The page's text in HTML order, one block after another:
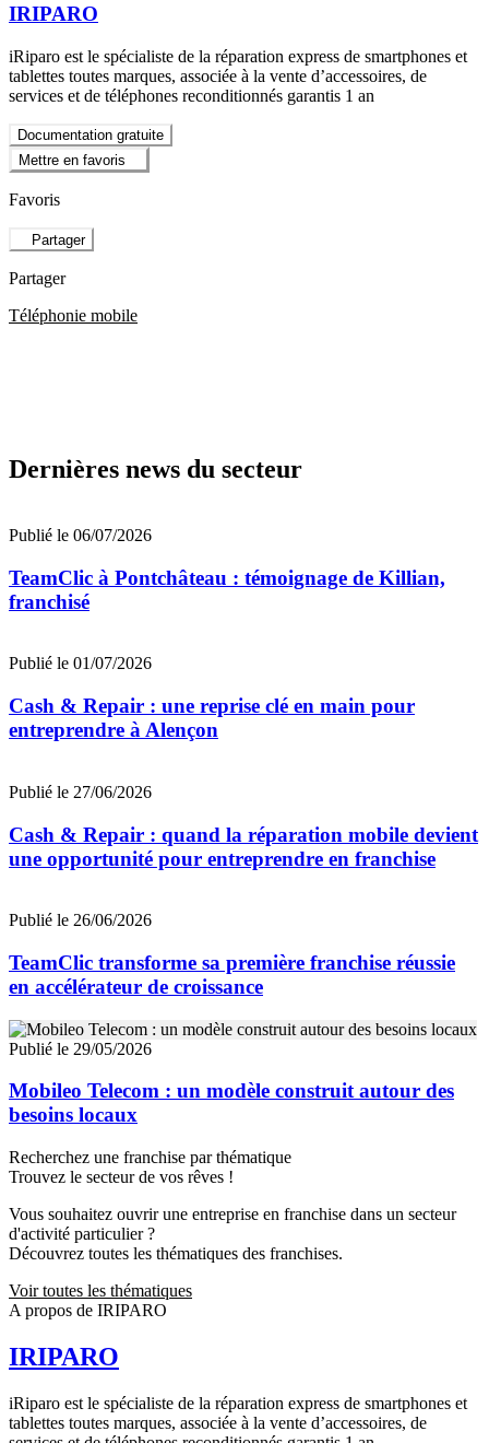
IRIPARO
iRiparo est le spécialiste de la réparation express de smartphones et
tablettes toutes marques, associée à la vente d’accessoires, de
services et de téléphones reconditionnés garantis 1 an
Documentation gratuite
Mettre en favoris
Favoris
Partager
Partager
Téléphonie mobile
Dernières news du secteur
Publié le 06/07/2026
TeamClic à Pontchâteau : témoignage de Killian,
franchisé
Publié le 01/07/2026
Cash & Repair : une reprise clé en main pour
entreprendre à Alençon
Publié le 27/06/2026
Cash & Repair : quand la réparation mobile devient
une opportunité pour entreprendre en franchise
Publié le 26/06/2026
TeamClic transforme sa première franchise réussie
en accélérateur de croissance
Publié le 29/05/2026
Mobileo Telecom : un modèle construit autour des
besoins locaux
Recherchez une franchise par thématique
Trouvez le secteur de vos rêves !
Vous souhaitez ouvrir une entreprise en franchise dans un secteur
d'activité particulier ?
Découvrez toutes les thématiques des franchises.
Voir toutes les thématiques
A propos de IRIPARO
IRIPARO
iRiparo est le spécialiste de la réparation express de smartphones et
tablettes toutes marques, associée à la vente d’accessoires, de